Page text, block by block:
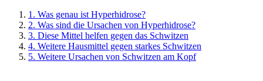
1. Was genau ist Hyperhidrose?
2. Was sind die Ursachen von Hyperhidrose?
3. Diese Mittel helfen gegen das Schwitzen
4. Weitere Hausmittel gegen starkes Schwitzen
5. Weitere Ursachen von Schwitzen am Kopf